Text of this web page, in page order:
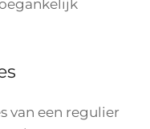
van een regulier